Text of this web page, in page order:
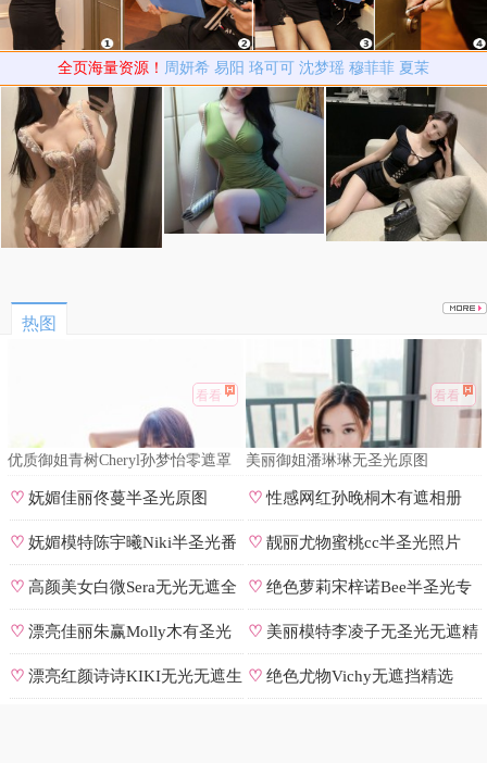
全页海量资源！ 周妍希 易阳 珞可可 沈梦瑶 穆菲菲 夏茉
热图
看看
优质御姐青树Cheryl孙梦怡零遮罩
看看
美丽御姐潘琳琳无圣光原图
♡妩媚佳丽佟蔓半圣光原图 ♡性感网红孙晚桐木有遮相册
♡妩媚模特陈宇曦Niki半圣光番
号
♡ 靓丽尤物蜜桃cc半圣光照片
♡高颜美女白微Sera无光无遮全
集
♡ 绝色萝莉宋梓诺Bee半圣光专
辑
♡漂亮佳丽朱赢Molly木有圣光
原图
♡ 美丽模特李凌子无圣光无遮精
选
♡漂亮红颜诗诗KIKI无光无遮生 ♡ 绝色尤物Vichy无遮挡精选